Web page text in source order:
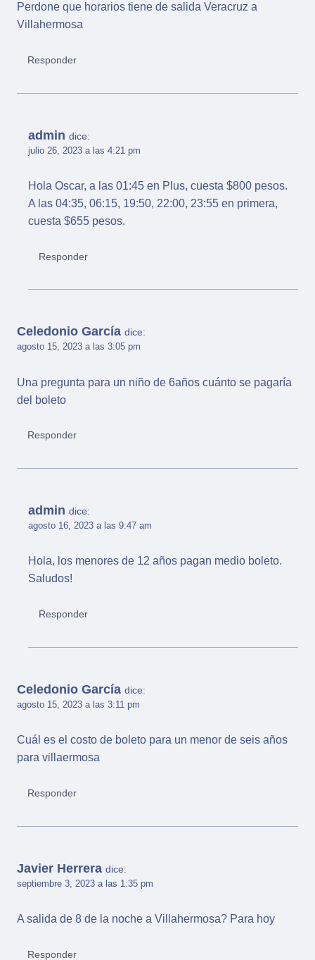
Perdone que horarios tiene de salida Veracruz a
Villahermosa
Responder
admin dice:
julio 26, 2023 a las 4:21 pm
Hola Oscar, a las 01:45 en Plus, cuesta $800 pesos.
A las 04:35, 06:15, 19:50, 22:00, 23:55 en primera,
cuesta $655 pesos.
Responder
Celedonio García dice:
agosto 15, 2023 a las 3:05 pm
Una pregunta para un niño de 6años cuánto se pagaría
del boleto
Responder
admin dice:
agosto 16, 2023 a las 9:47 am
Hola, los menores de 12 años pagan medio boleto.
Saludos!
Responder
Celedonio García dice:
agosto 15, 2023 a las 3:11 pm
Cuál es el costo de boleto para un menor de seis años
para villaermosa
Responder
Javier Herrera dice:
septiembre 3, 2023 a las 1:35 pm
A salida de 8 de la noche a Villahermosa? Para hoy
Responder